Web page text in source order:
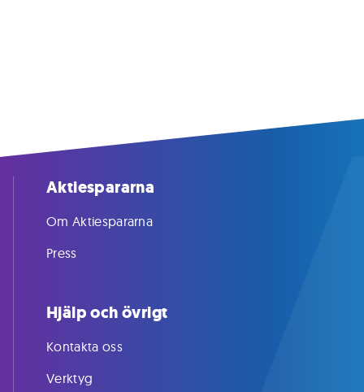
Aktiespararna
Om Aktiespararna
Press
Hjälp och övrigt
Kontakta oss
Verktyg